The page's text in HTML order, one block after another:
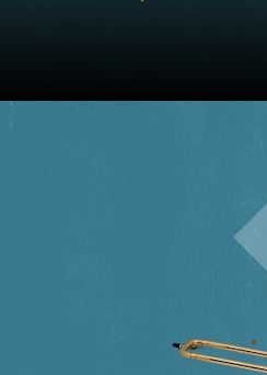
Bruckner
Wagner
dirigeert
met live